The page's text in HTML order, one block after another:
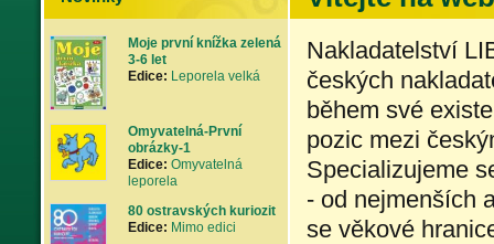
Moje první knížka zelená
3-6 let
Edice: Leporela velká
Omyvatelná-První
obrázky-1
Edice: Omyvatelná
leporela
80 ostravských kuriozit
Edice: Mimo edici
Nakladatelství
českých
během své
pozic mezi
Specializujeme
- od nejmenších
se věkové